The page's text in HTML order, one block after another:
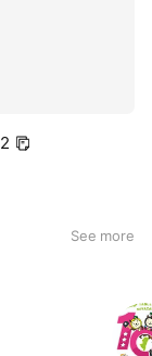
See more